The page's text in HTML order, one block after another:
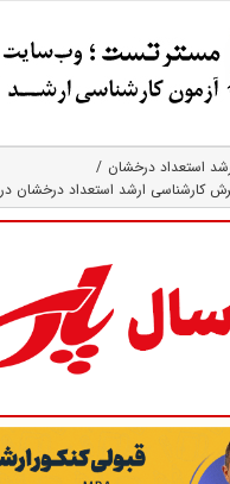
استعداد درخشان
کارشناسی ارشد استعداد درخشان در